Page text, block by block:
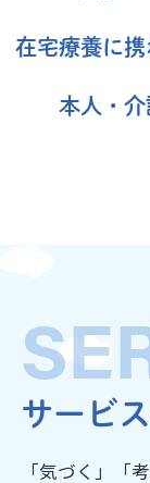
在宅療養に
本人・
サービ
「気づく」「